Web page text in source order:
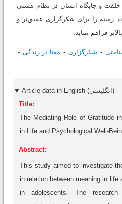
و جایگاه انسان در نظام هستی
زمینه را برای شکرگزاری عمیق‌تر و
فراهم نماید.
شکرگزاری
معنا در زندگی
Article data in English (انگلیسی)
Title:
The Mediating Role of Gratitude
in Life and Psychological Well-
Abstract:
This study aimed to investigate
in relation between meaning in life
in adolescents. The